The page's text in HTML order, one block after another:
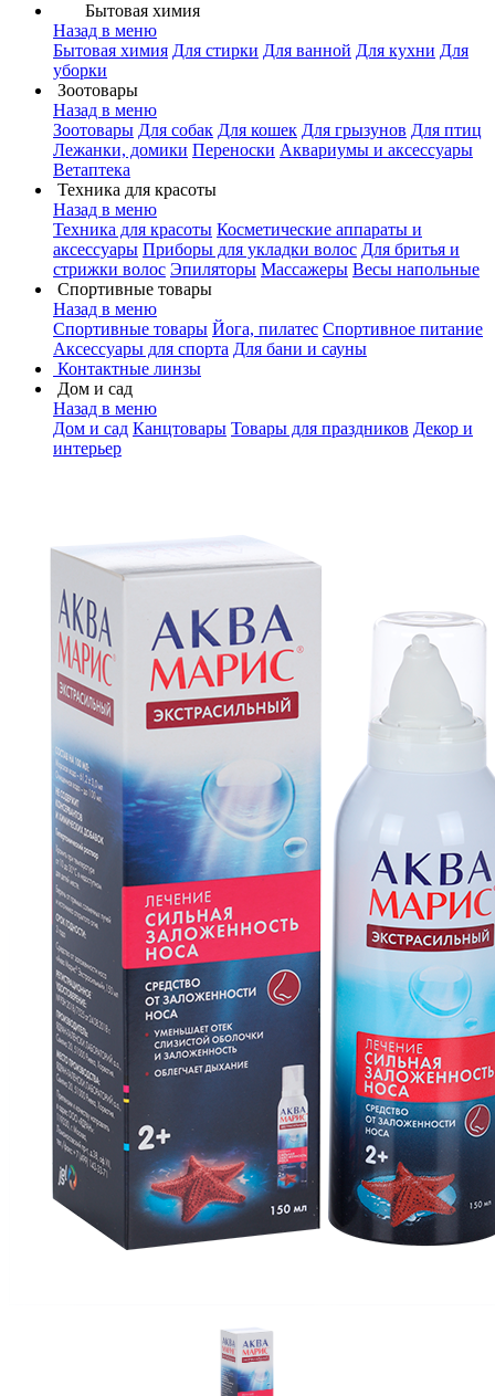
Бытовая химия
Назад в меню
Бытовая химия Для стирки Для ванной Для кухни Для
уборки
Зоотовары
Назад в меню
Зоотовары Для собак Для кошек Для грызунов Для птиц
Лежанки, домики Переноски Аквариумы и аксессуары
Ветаптека
Техника для красоты
Назад в меню
Техника для красоты Косметические аппараты и
аксессуары Приборы для укладки волос Для бритья и
стрижки волос Эпиляторы Массажеры Весы напольные
Спортивные товары
Назад в меню
Спортивные товары Йога, пилатес Спортивное питание
Аксессуары для спорта Для бани и сауны
Контактные линзы
Дом и сад
Назад в меню
Дом и сад Канцтовары Товары для праздников Декор и
интерьер